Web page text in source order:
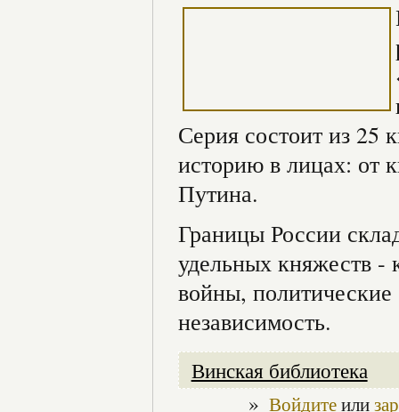
Серия состоит из 25
историю в лицах: от
Путина.
Границы России
удельных княжеств -
войны,
независимость.
Винская библиотека
» Войдитеили